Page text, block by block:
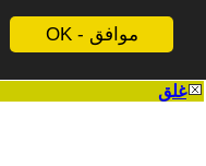
موافق - OK
غلق